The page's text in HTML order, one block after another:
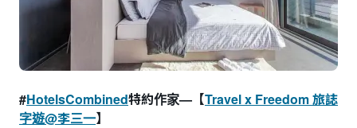
#HotelsCombined特約作家—【Travel x Freedom旅誌
字遊@李三一】